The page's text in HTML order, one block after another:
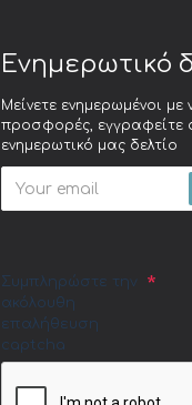
Ενημερωτικό
Μείνετε ενημερωμένοι με
προσφορές, εγγραφείτε
ενημερωτικό μας δελτίο
Συμπληρώστε την
ακόλουθη
επαλήθευση
captcha